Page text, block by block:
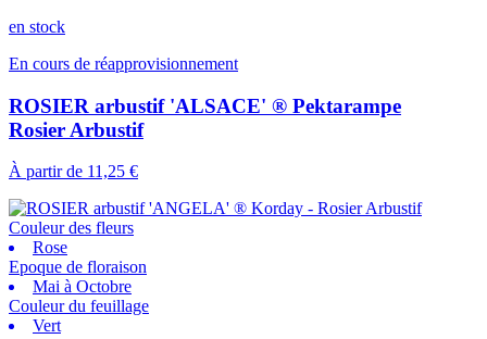
en stock
En cours de réapprovisionnement
ROSIER arbustif 'ALSACE' ® Pektarampe
Rosier Arbustif
À partir de 11,25 €
Couleur des fleurs
Rose
Epoque de floraison
Mai à Octobre
Couleur du feuillage
Vert